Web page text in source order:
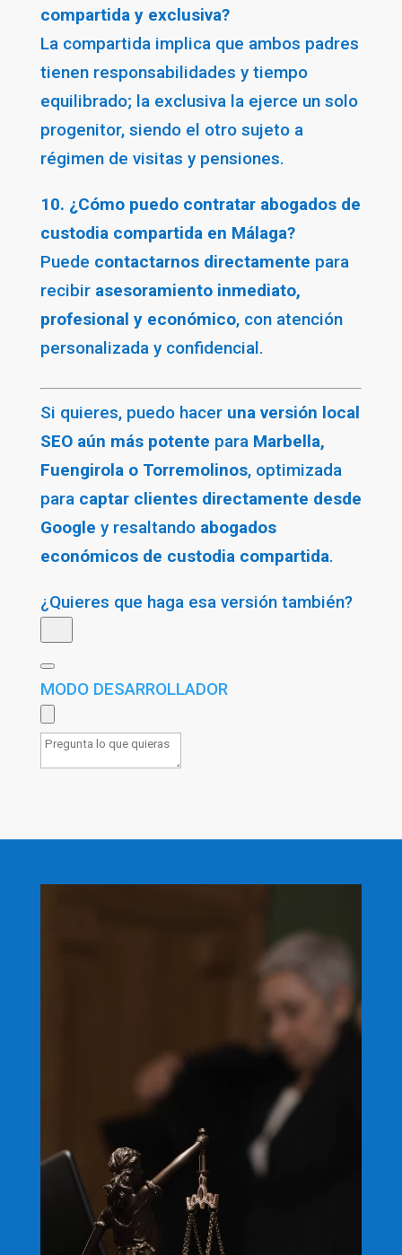
compartida y exclusiva?
La compartida implica que ambos padres
tienen responsabilidades y tiempo
equilibrado; la exclusiva la ejerce un solo
progenitor, siendo el otro sujeto a
régimen de visitas y pensiones.
10. ¿Cómo puedo contratar abogados de
custodia compartida en Málaga?
Puede contactarnos directamente para
recibir asesoramiento inmediato,
profesional y económico, con atención
personalizada y confidencial.
Si quieres, puedo hacer una versión local
SEO aún más potente para Marbella,
Fuengirola o Torremolinos, optimizada
para captar clientes directamente desde
Google y resaltando abogados
económicos de custodia compartida.
¿Quieres que haga esa versión también?
MODO DESARROLLADOR